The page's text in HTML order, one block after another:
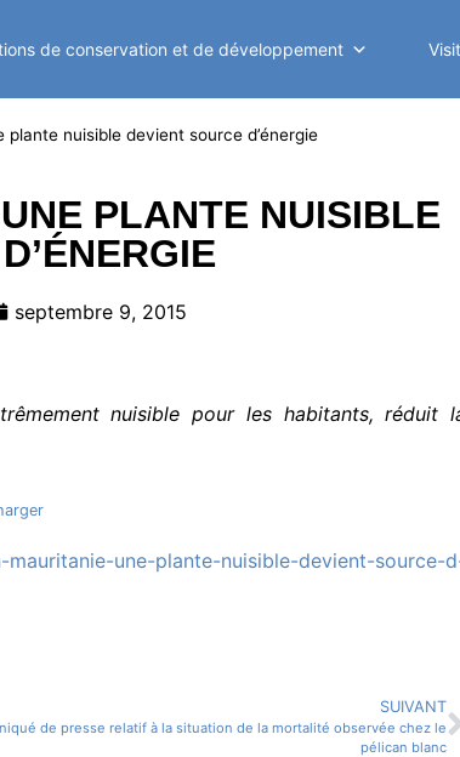
de conservation et de développement
plante nuisible devient source d’énergie
PLANTE NUISIBLE
septembre 9, 2015
nuisible pour les habitants, réduit
une-plante-nuisible-devient-source-
SUIVANT
de presse relatif à la situation de la mortalité observée chez le
pélican blanc